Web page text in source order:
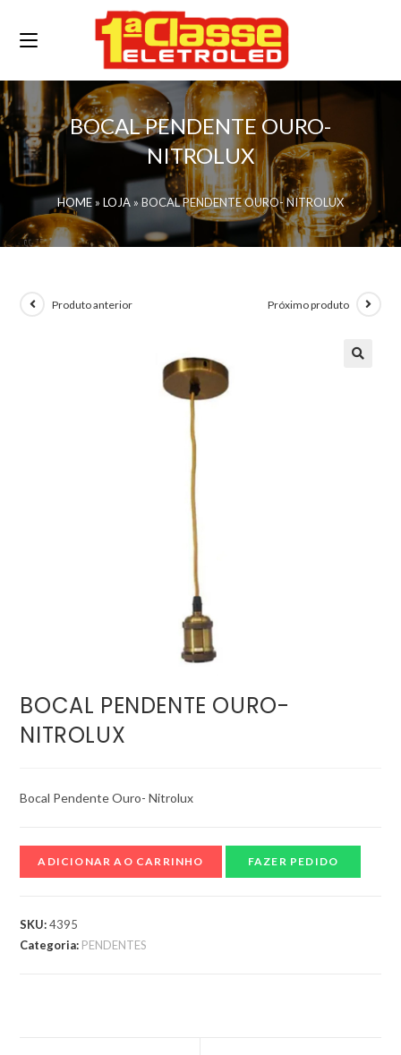
BOCAL PENDENTE OURO-
NITROLUX
HOME » LOJA» BOCAL PENDENTE OURO- NITROLUX
Produto anterior Próximo produto
BOCAL PENDENTE OURO-
NITROLUX
Bocal Pendente Ouro- Nitrolux
ADICIONAR AO CARRINHO FAZER PEDIDO
SKU:4395
Categoria: PENDENTES